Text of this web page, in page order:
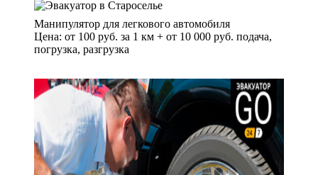
Манипулятор для легкового автомобиля
Цена: от 100 руб. за 1 км + от 10 000 руб. подача,
погрузка, разгрузка